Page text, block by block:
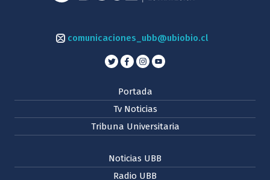
comunicaciones_ubb@ubiobio.cl
Portada
Tv Noticias
Tribuna Universitaria
Noticias UBB
Radio UBB